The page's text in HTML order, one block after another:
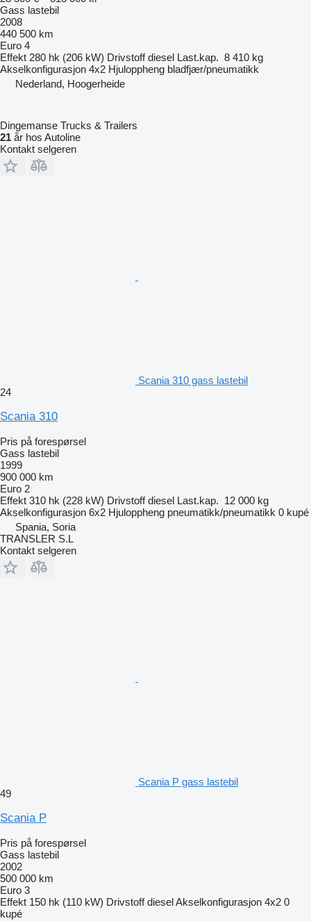
Gass lastebil
2008
440 500 km
Euro 4
Effekt 280 hk (206 kW) Drivstoff diesel Last.kap. 8 410 kg
Akselkonfigurasjon 4x2 Hjuloppheng bladfjær/pneumatikk
Nederland, Hoogerheide
Dingemanse Trucks & Trailers
21 år hos Autoline
Kontakt selgeren
Scania 310 gass lastebil
24
Scania 310
Pris på forespørsel
Gass lastebil
1999
900 000 km
Euro 2
Effekt 310 hk (228 kW) Drivstoff diesel Last.kap. 12 000 kg
Akselkonfigurasjon 6x2 Hjuloppheng pneumatikk/pneumatikk 0 kupé
Spania, Soria
TRANSLER S.L
Kontakt selgeren
Scania P gass lastebil
49
Scania P
Pris på forespørsel
Gass lastebil
2002
500 000 km
Euro 3
Effekt 150 hk (110 kW) Drivstoff dieselAkselkonfigurasjon 4x2 0
kupé